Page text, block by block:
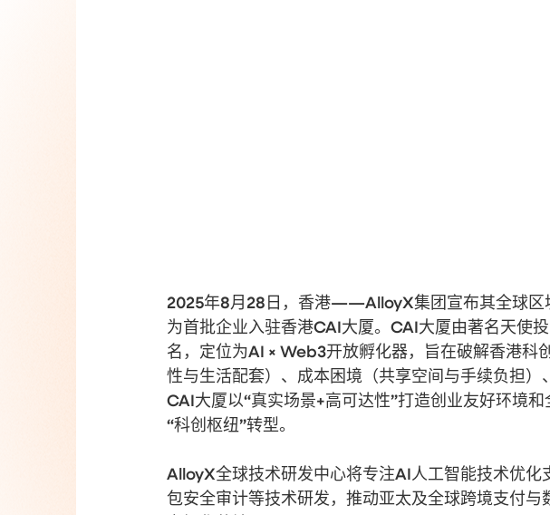
2025年8月28日，香港——AlloyX集团宣布其全球区
为首批企业入驻香港CAI大厦。CAI大厦由著名天使
名，定位为AI × Web3开放孵化器，旨在破解香港科
性与生活配套）、成本困境（共享空间与手续负担）
CAI大厦以“真实场景+高可达性”打造创业友好环境
“科创枢纽”转型。
AlloyX全球技术研发中心将专注AI人工智能技术优
包安全审计等技术研发，推动亚太及全球跨境支付与